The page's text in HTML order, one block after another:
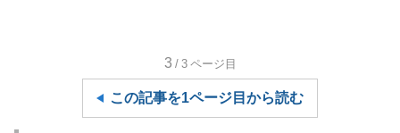
3 /3 ページ目
この記事を1ページ目から読む